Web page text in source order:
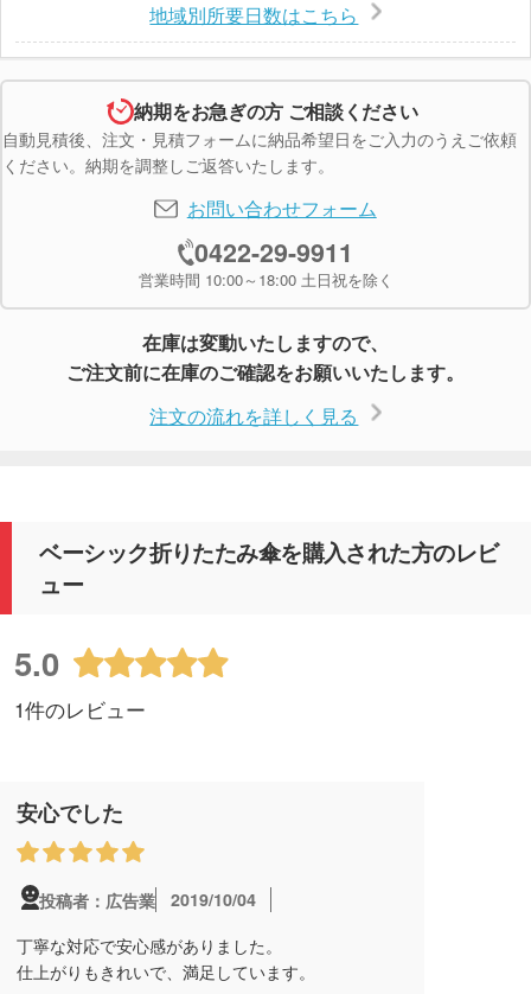
地域別所要日数はこちら
納期をお急ぎの方 ご相談ください
自動見積後、注文・見積フォームに納品希望日をご入力のうえご依頼
ください。納期を調整しご返答いたします。
お問い合わせフォーム
0422-29-9911
営業時間 10:00～18:00 土日祝を除く
在庫は変動いたしますので、
ご注文前に在庫のご確認をお願いいたします。
注文の流れを詳しく見る
ベーシック折りたたみ傘を購入された方のレビ
ュー
5.0
1件のレビュー
安心でした
投稿者：広告業
2019/10/04
丁寧な対応で安心感がありました。
仕上がりもきれいで、満足しています。